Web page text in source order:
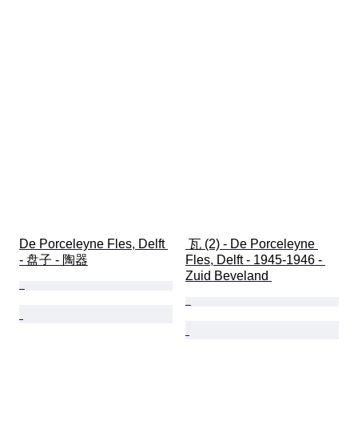
De Porceleyne Fles, Delft
- 盘子 - 陶器
Fles, Delft - 1945-1946 -
Zuid Beveland